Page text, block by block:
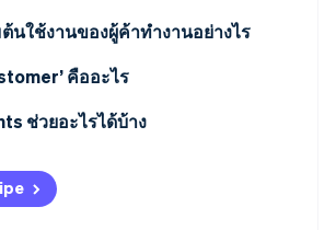
นใช้งานของผู้ค้าทำงานอย่างไร
คืออะไร
ช่วยอะไรได้บ้าง